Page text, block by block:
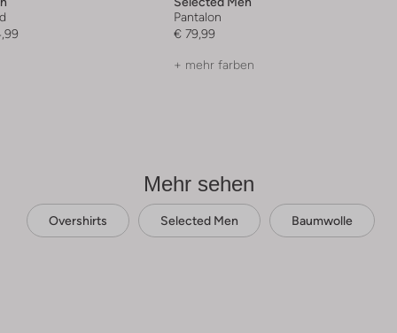
Pantalon
€ 79,99
+ mehr farben
Mehr sehen
Overshirts Selected Men Baumwolle